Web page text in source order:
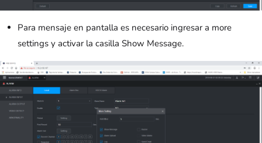
Para mensaje en pantalla es necesario ingresar a more
settings y activar la casilla Show Message.